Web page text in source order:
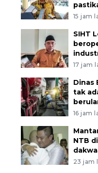
15 jam
SIHT
17 jam
Dinas
tak
16 jam
NTB
23 jam